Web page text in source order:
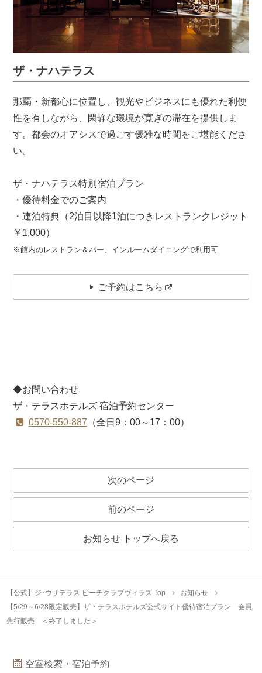
ザ・ナハテラス
那覇・新都心に位置し、観光やビジネスにも優れた利便
性を有しながら、閑静な環境が寛ぎの滞在を提供しま
す。都会のオアシスで過ごす優雅な時間をご堪能くださ
い。
ザ・ナハテラス特別宿泊プラン
・優待料金でのご案内
・連泊特典（2泊目以降1泊につきレストランクレジット
￥1,000）
※館内のレストラン＆バー、インルームダイニングで利用可
ご予約はこちら
◆お問い合わせ
ザ・テラスホテルズ 宿泊予約センター
0570-550-887 （全日9：00～17：00）
次のページ
前のページ
お知らせ トップへ戻る
【公式】ジ･ウザテラス ビーチクラブヴィラズ Top
お知らせ
【5/29～6/28限定販売】ザ・テラスホテルズ公式サイト優待宿泊プラン 会員
先行販売 ＜終了しました＞
空室検索・宿泊予約